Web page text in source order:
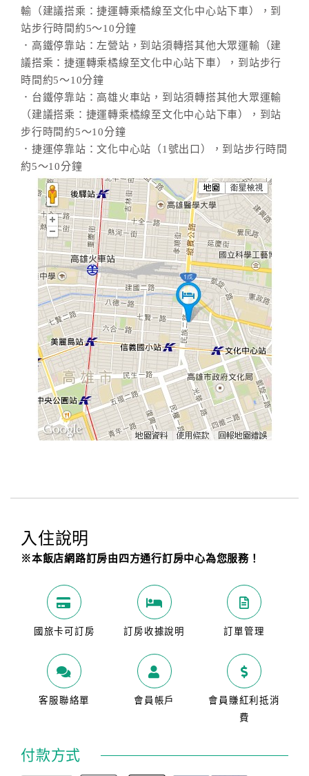
輸（建議搭乘：捷運轉乘橘線至文化中心站下車），到
站步行時間約5～10分鐘
．高鐵停靠站：左營站，到站須轉搭其他大眾運輸（建
議搭乘：捷運轉乘橘線至文化中心站下車），到站步行
時間約5～10分鐘
．台鐵停靠站：高雄火車站，到站須轉搭其他大眾運輸
（建議搭乘：捷運轉乘橘線至文化中心站下車），到站
步行時間約5～10分鐘
．捷運停靠站：文化中心站（1號出口），到站步行時間
約5～10分鐘
入住說明
※本飯店網路訂房由四方通行訂房中心為您服務！
國旅卡可訂房 訂房收據說明 訂單管理
客服聯絡單 會員帳戶
會員賺紅利抵消
費
付款方式